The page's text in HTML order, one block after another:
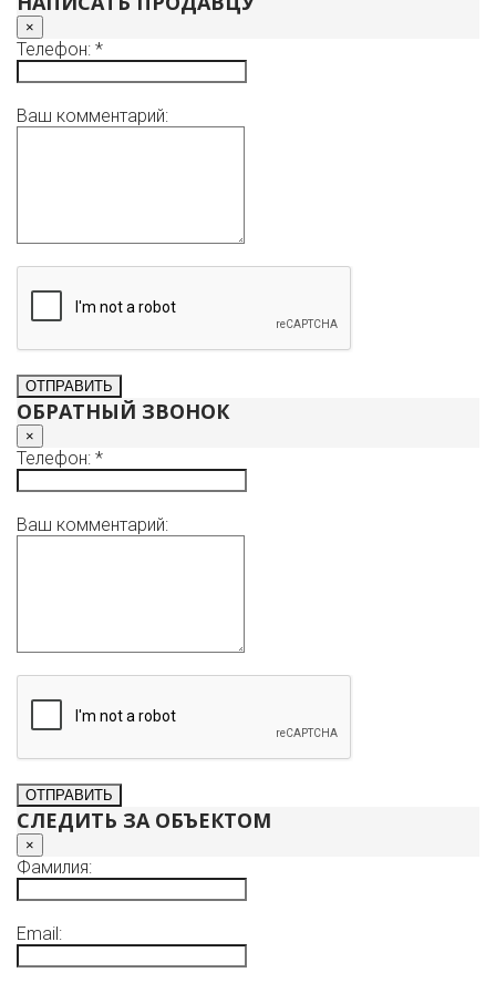
×
Телефон: *
Ваш комментарий:
ОБРАТНЫЙ ЗВОНОК
×
Телефон: *
Ваш комментарий:
СЛЕДИТЬ ЗА ОБЪЕКТОМ
×
Фамилия:
Email: